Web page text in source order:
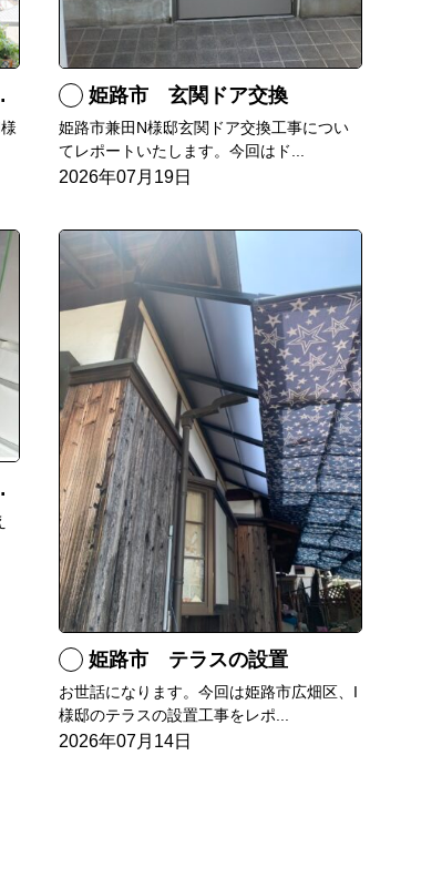
姫路市 玄関ドア交換
姫路市兼田N様邸玄関ドア交換工事につい
てレポートいたします。今回はド...
2026年07月19日
姫路市 テラスの設置
お世話になります。今回は姫路市広畑区、I
様邸のテラスの設置工事をレポ...
2026年07月14日